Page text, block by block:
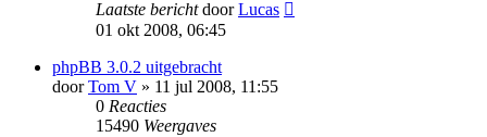
Laatste berichtdoorLucas
01 okt 2008, 06:45
phpBB 3.0.2 uitgebracht
doorTom V » 11 jul 2008, 11:55
0 Reacties
15490 Weergaves